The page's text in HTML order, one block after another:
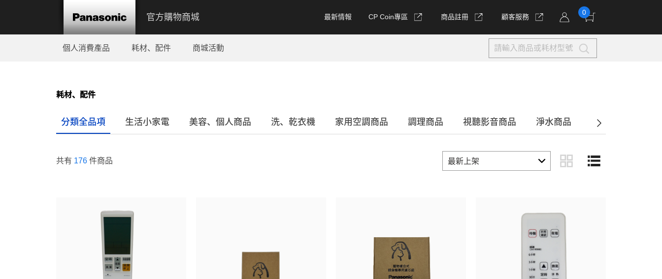
官方購物商城 最新情報 CP Coin專區 商品註冊 顧客服務
0
個人消費產品 耗材、配件 商城活動
耗材、配件
分類全品項 生活小家電 美容、個人商品 洗、乾衣機 家用空調商品 調理商品 視聽影音商品 淨水商品 通訊商品
共有 176 件商品